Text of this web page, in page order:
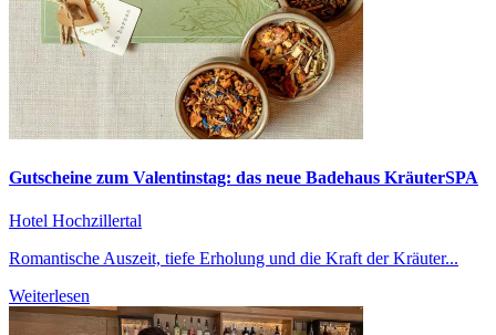
Gutscheine zum Valentinstag: das neue Badehaus KräuterSPA
Hotel Hochzillertal
Romantische Auszeit, tiefe Erholung und die Kraft der Kräuter...
Weiterlesen